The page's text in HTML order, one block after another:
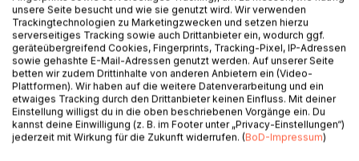
Kein Mitbringsel zum Rendezvous, sondern Schläge ins
Illusionsgenick. Meisterlich ausgeklügelte Psycho- bzw.
Typogramme mit ironiegeladenen Sprachblitzen und
bürgerlich-verklemmte Moralvorstellungen sprengenden
Donnerschlägen. Jede der in bloßstellender Intimität aufs
Papier geschafften Geschichten gewinnt den großen
Themen Liebe, Sex und Leidenschaft neue, schaurig-
schöne Aspekte ab. Solche radikalen Liebes- bzw.
Leidensgeschichten hat man selten zu lesen bekommen.
unsere Seite besucht und wie sie genutzt wird. Wir verwenden
Trackingtechnologien zu Marketingzwecken und setzen hierzu
serverseitiges Tracking sowie auch Drittanbieter ein, wodurch ggf.
geräteübergreifend Cookies, Fingerprints, Tracking-Pixel, IP-Adressen
sowie gehashte E-Mail-Adressen genutzt werden. Auf unserer Seite
betten wir zudem Drittinhalte von anderen Anbietern ein (Video-
Plattformen). Wir haben auf die weitere Datenverarbeitung und ein
etwaiges Tracking durch den Drittanbieter keinen Einfluss. Mit deiner
Einstellung willigst du in die oben beschriebenen Vorgänge ein. Du
kannst deine Einwilligung (z. B. im Footer unter „Privacy-Einstellungen“)
jederzeit mit Wirkung für die Zukunft widerrufen. (BoD-Impressum)